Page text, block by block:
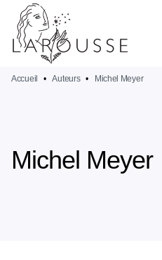
MENU
PIED DE PAGE
Accueil • Auteurs • Michel Meyer
Michel Meyer